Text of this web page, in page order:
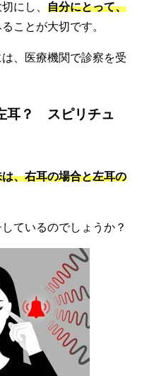
にし、 自分にとって、
ことが大切です。
、医療機関で診察を受
耳？ スピリチュ
、右耳の場合と左耳の
ているのでしょうか？